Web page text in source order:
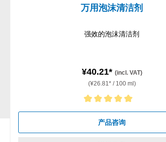
万用泡沫清洁剂
强效的泡沫清洁剂
¥40.21* (incl. VAT)
(¥26.81* / 100 ml)
Average rating of 5 out of 5 stars
产品咨询